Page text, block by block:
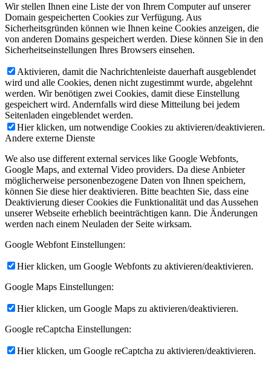
Wir stellen Ihnen eine Liste der von Ihrem Computer auf unserer
Domain gespeicherten Cookies zur Verfügung. Aus
Sicherheitsgründen können wie Ihnen keine Cookies anzeigen, die
von anderen Domains gespeichert werden. Diese können Sie in den
Sicherheitseinstellungen Ihres Browsers einsehen.
Aktivieren, damit die Nachrichtenleiste dauerhaft ausgeblendet
wird und alle Cookies, denen nicht zugestimmt wurde, abgelehnt
werden. Wir benötigen zwei Cookies, damit diese Einstellung
gespeichert wird. Andernfalls wird diese Mitteilung bei jedem
Seitenladen eingeblendet werden.
Hier klicken, um notwendige Cookies zu aktivieren/deaktivieren.
Andere externe Dienste
We also use different external services like Google Webfonts,
Google Maps, and external Video providers. Da diese Anbieter
möglicherweise personenbezogene Daten von Ihnen speichern,
können Sie diese hier deaktivieren. Bitte beachten Sie, dass eine
Deaktivierung dieser Cookies die Funktionalität und das Aussehen
unserer Webseite erheblich beeinträchtigen kann. Die Änderungen
werden nach einem Neuladen der Seite wirksam.
Google Webfont Einstellungen:
Hier klicken, um Google Webfonts zu aktivieren/deaktivieren.
Google Maps Einstellungen:
Hier klicken, um Google Maps zu aktivieren/deaktivieren.
Google reCaptcha Einstellungen:
Hier klicken, um Google reCaptcha zu aktivieren/deaktivieren.